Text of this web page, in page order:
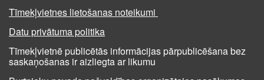
Tīmekļvietnes lietošanas noteikumi
Datu privātuma politika
Tīmekļvietnē publicētās informācijas pārpublicēšana bez
saskaņošanas ir aizliegta ar likumu